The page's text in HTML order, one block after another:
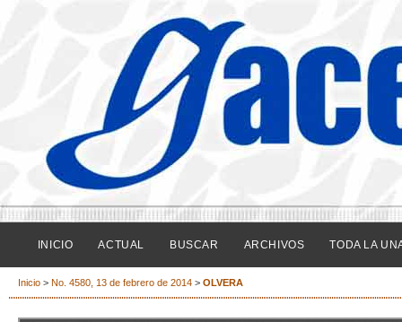
INICIO ACTUAL BUSCAR ARCHIVOS TODA LA
Inicio > No. 4580, 13 de febrero de 2014 > OLVERA